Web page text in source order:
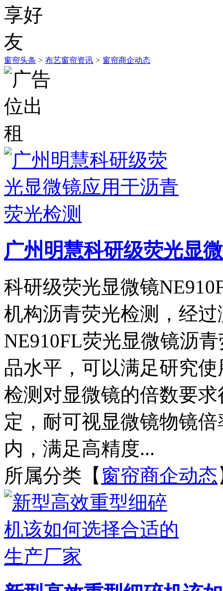
窗帘头条 > 布艺窗帘资讯 > 窗帘商企动态
广州明慧科研级荧光显
科研级荧光显微镜
机构沥青荧光检测，经
NE910FL荧光显微镜沥
品水平，可以满足研究
检测对显微镜的倍数要
定，耐可视显微镜物镜
内，满足高精度...
所属分类【 窗帘商企动态